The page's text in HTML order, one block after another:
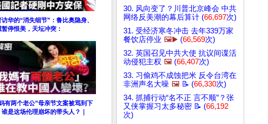
访华的“消失细节”：鲁比奥隐身、
停恨美，天坛冲突：
有两个老公”母亲节文案被骂到下
是这场伦理崩坏的带头人？｜
30. 风向变了？川普北京峰会 中共
网络反美潮的幕后算计 (66,697次)
31. 受经济寒冬冲击 去年339万家
餐饮店停业 🖼️▶️ (66,569次)
32. 英国召见中共大使 抗议间谍活
动侵犯主权 🖼️ (66,407次)
33. 习偷鸡不成蚀把米 反令台湾在
非洲声名大噪 🖼️ 📝 (66,330次)
34. 抓捕行动“名不正 言不顺”？张
又侠掌握习太多秘密 📝 (66,192
次)